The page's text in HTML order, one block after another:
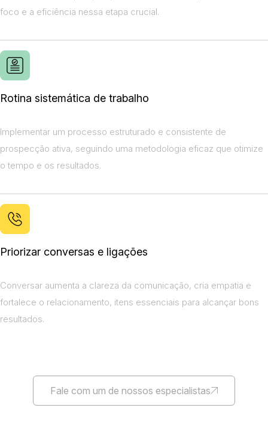
foco e a eficiência nessa etapa crucial.
Rotina sistemática de trabalho
Implementar um processo estruturado e consistente de
prospecção ativa, seguindo uma metodologia eficaz que otimize
o tempo e os resultados.
Priorizar conversas e ligações
Conversar aumenta a clareza da comunicação, cria empatia e
fortalece o relacionamento, itens essenciais para alcançar bons
resultados.
Fale com um de nossos especialistas